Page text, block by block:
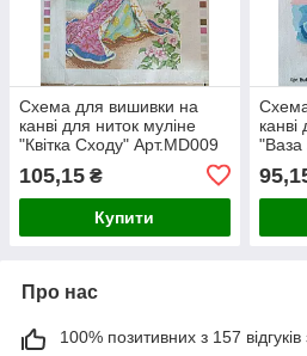
Схема для вишивки на
канві для ниток муліне
"Квітка Сходу" Арт.MD009
105,15 ₴
Купити
канві
"Ваза
Про нас
100% позитивних з 157 відгуків